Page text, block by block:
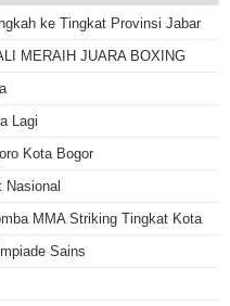
ke Tingkat Provinsi Jabar
MERAIH JUARA BOXING
Lagi
Kota Bogor
Nasional
MMA Striking Tingkat Kota
Sains